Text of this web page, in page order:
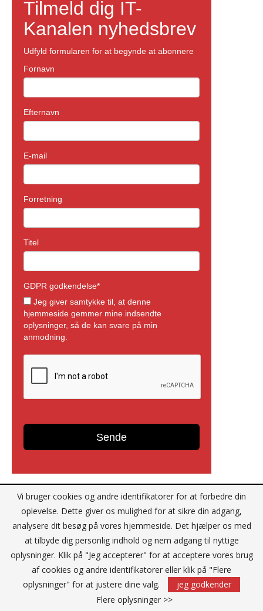
Reklame
Vi bruger cookies og andre identifikatorer for at forbedre din
oplevelse. Dette giver os mulighed for at sikre din adgang,
analysere dit besøg på vores hjemmeside. Det hjælper os med
at tilbyde dig personlig indhold og nem adgang til nyttige
oplysninger. Klik på "Jeg accepterer" for at acceptere vores brug
af cookies og andre identifikatorer eller klik på "Flere
oplysninger" for at justere dine valg.
jeg godkender
Flere oplysninger >>